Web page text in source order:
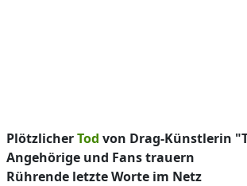
PlötzlicherTod von Drag-Künstlerin
Angehörige und Fans trauern
Rührende letzte Worte im Netz